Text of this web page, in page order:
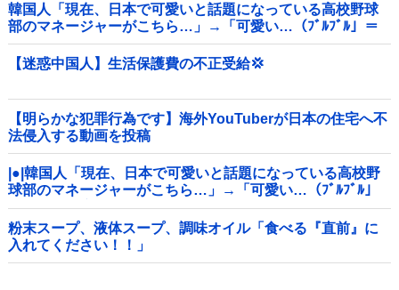
韓国人「現在、日本で可愛いと話題になっている高校野球
部のマネージャーがこちら…」→「可愛い…（ﾌﾞﾙﾌﾞﾙ」＝
韓国の反応
【迷惑中国人】生活保護費の不正受給💢
【明らかな犯罪行為です】海外YouTuberが日本の住宅へ不
法侵入する動画を投稿
|●|韓国人「現在、日本で可愛いと話題になっている高校野
球部のマネージャーがこちら…」→「可愛い…（ﾌﾞﾙﾌﾞﾙ」
＝韓国の反応
粉末スープ、液体スープ、調味オイル「食べる『直前』に
入れてください！！」